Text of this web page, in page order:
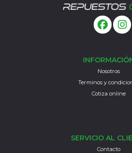
Nosotros
Terminos y
Cotiza online
SERVICIO AL
Contacto